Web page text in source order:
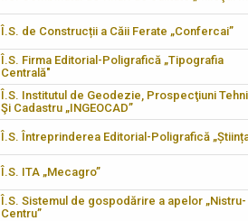
Î.S. de Construcții a Căii Ferate „Confercai”
Î.S. Firma Editorial-Poligrafică „Tipografia
Centrală"
Î.S. Institutul de Geodezie, Prospecţiuni
Şi Cadastru „INGEOCAD”
Î.S. Întreprinderea Editorial-Poligrafică
Î.S. ITA „Mecagro”
Î.S. Sistemul de gospodărire a apelor „Nistru-
Centru”